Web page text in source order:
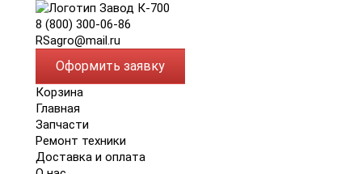
8 (800) 300-06-86
RSagro@mail.ru
Оформить заявку
Корзина
Главная
Запчасти
Ремонт техники
Доставка и оплата